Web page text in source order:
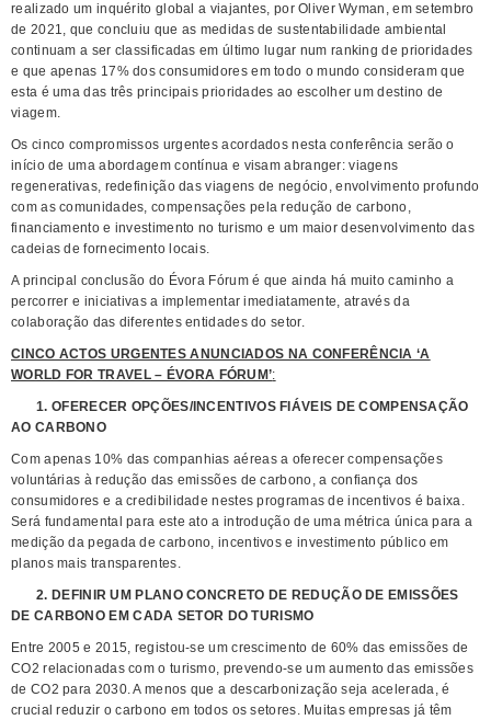
realizado um inquérito global a viajantes, por Oliver Wyman, em setembro
de 2021, que concluiu que as medidas de sustentabilidade ambiental
continuam a ser classificadas em último lugar num ranking de prioridades
e que apenas 17% dos consumidores em todo o mundo consideram que
esta é uma das três principais prioridades ao escolher um destino de
viagem.
Os cinco compromissos urgentes acordados nesta conferência serão o
início de uma abordagem contínua e visam abranger: viagens
regenerativas, redefinição das viagens de negócio, envolvimento profundo
com as comunidades, compensações pela redução de carbono,
financiamento e investimento no turismo e um maior desenvolvimento das
cadeias de fornecimento locais.
A principal conclusão do Évora Fórum é que ainda há muito caminho a
percorrer e iniciativas a implementar imediatamente, através da
colaboração das diferentes entidades do setor.
CINCO ACTOS URGENTES ANUNCIADOS NA CONFERÊNCIA ‘A
WORLD FOR TRAVEL – ÉVORA FÓRUM’:
1. OFERECER OPÇÕES/INCENTIVOS FIÁVEIS DE COMPENSAÇÃO
AO CARBONO
Com apenas 10% das companhias aéreas a oferecer compensações
voluntárias à redução das emissões de carbono, a confiança dos
consumidores e a credibilidade nestes programas de incentivos é baixa.
Será fundamental para este ato a introdução de uma métrica única para a
medição da pegada de carbono, incentivos e investimento público em
planos mais transparentes.
2. DEFINIR UM PLANO CONCRETO DE REDUÇÃO DE EMISSÕES
DE CARBONO EM CADA SETOR DO TURISMO
Entre 2005 e 2015, registou-se um crescimento de 60% das emissões de
CO2 relacionadas com o turismo, prevendo-se um aumento das emissões
de CO2 para 2030. A menos que a descarbonização seja acelerada, é
crucial reduzir o carbono em todos os setores. Muitas empresas já têm